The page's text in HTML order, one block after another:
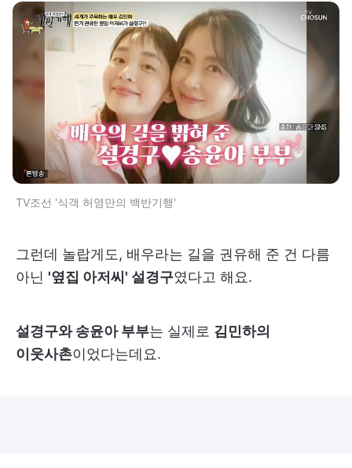
TV조선 '식객 허영만의 백반기행'
그런데 놀랍게도, 배우라는 길을 권유해 준 건 다름
아닌 '옆집 아저씨' 설경구였다고 해요.
설경구와 송윤아 부부는 실제로 김민하의
이웃사촌이었다는데요.